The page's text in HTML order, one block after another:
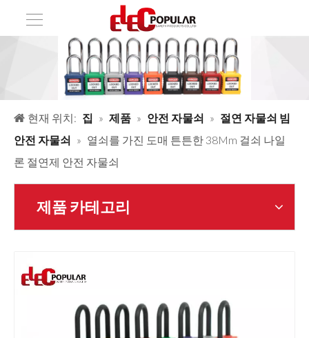
현재 위치: 집 » 제품 » 안전 자물쇠 » 절연 자물쇠 빔
안전 자물쇠 » 열쇠를 가진 도매 튼튼한 38Mm 걸쇠 나일
론 절연제 안전 자물쇠
제품 카테고리